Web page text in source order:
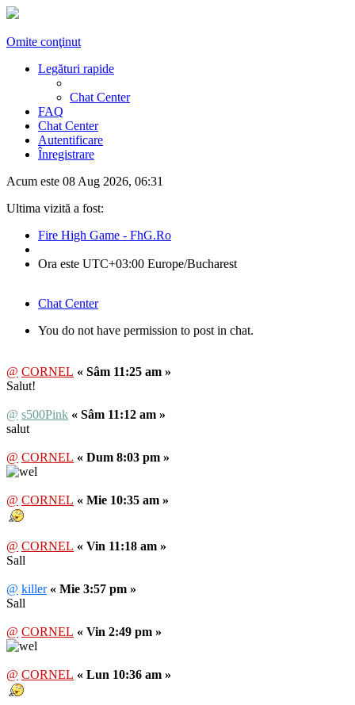
Omite conţinut
Legături rapide
Chat Center
FAQ
Chat Center
Autentificare
Înregistrare
Acum este 08 Aug 2026, 06:31
Ultima vizită a fost:
Fire High Game - FhG.Ro
Ora este UTC+03:00 Europe/Bucharest
Chat Center
You do not have permission to post in chat.
@ CORNEL « Sâm 11:25 am »
Salut!
@ s500Pink « Sâm 11:12 am »
salut
@ CORNEL « Dum 8:03 pm »
@ CORNEL « Mie 10:35 am »
@ CORNEL « Vin 11:18 am »
Sall
@ killer « Mie 3:57 pm »
Sall
@ CORNEL « Vin 2:49 pm »
@ CORNEL « Lun 10:36 am »